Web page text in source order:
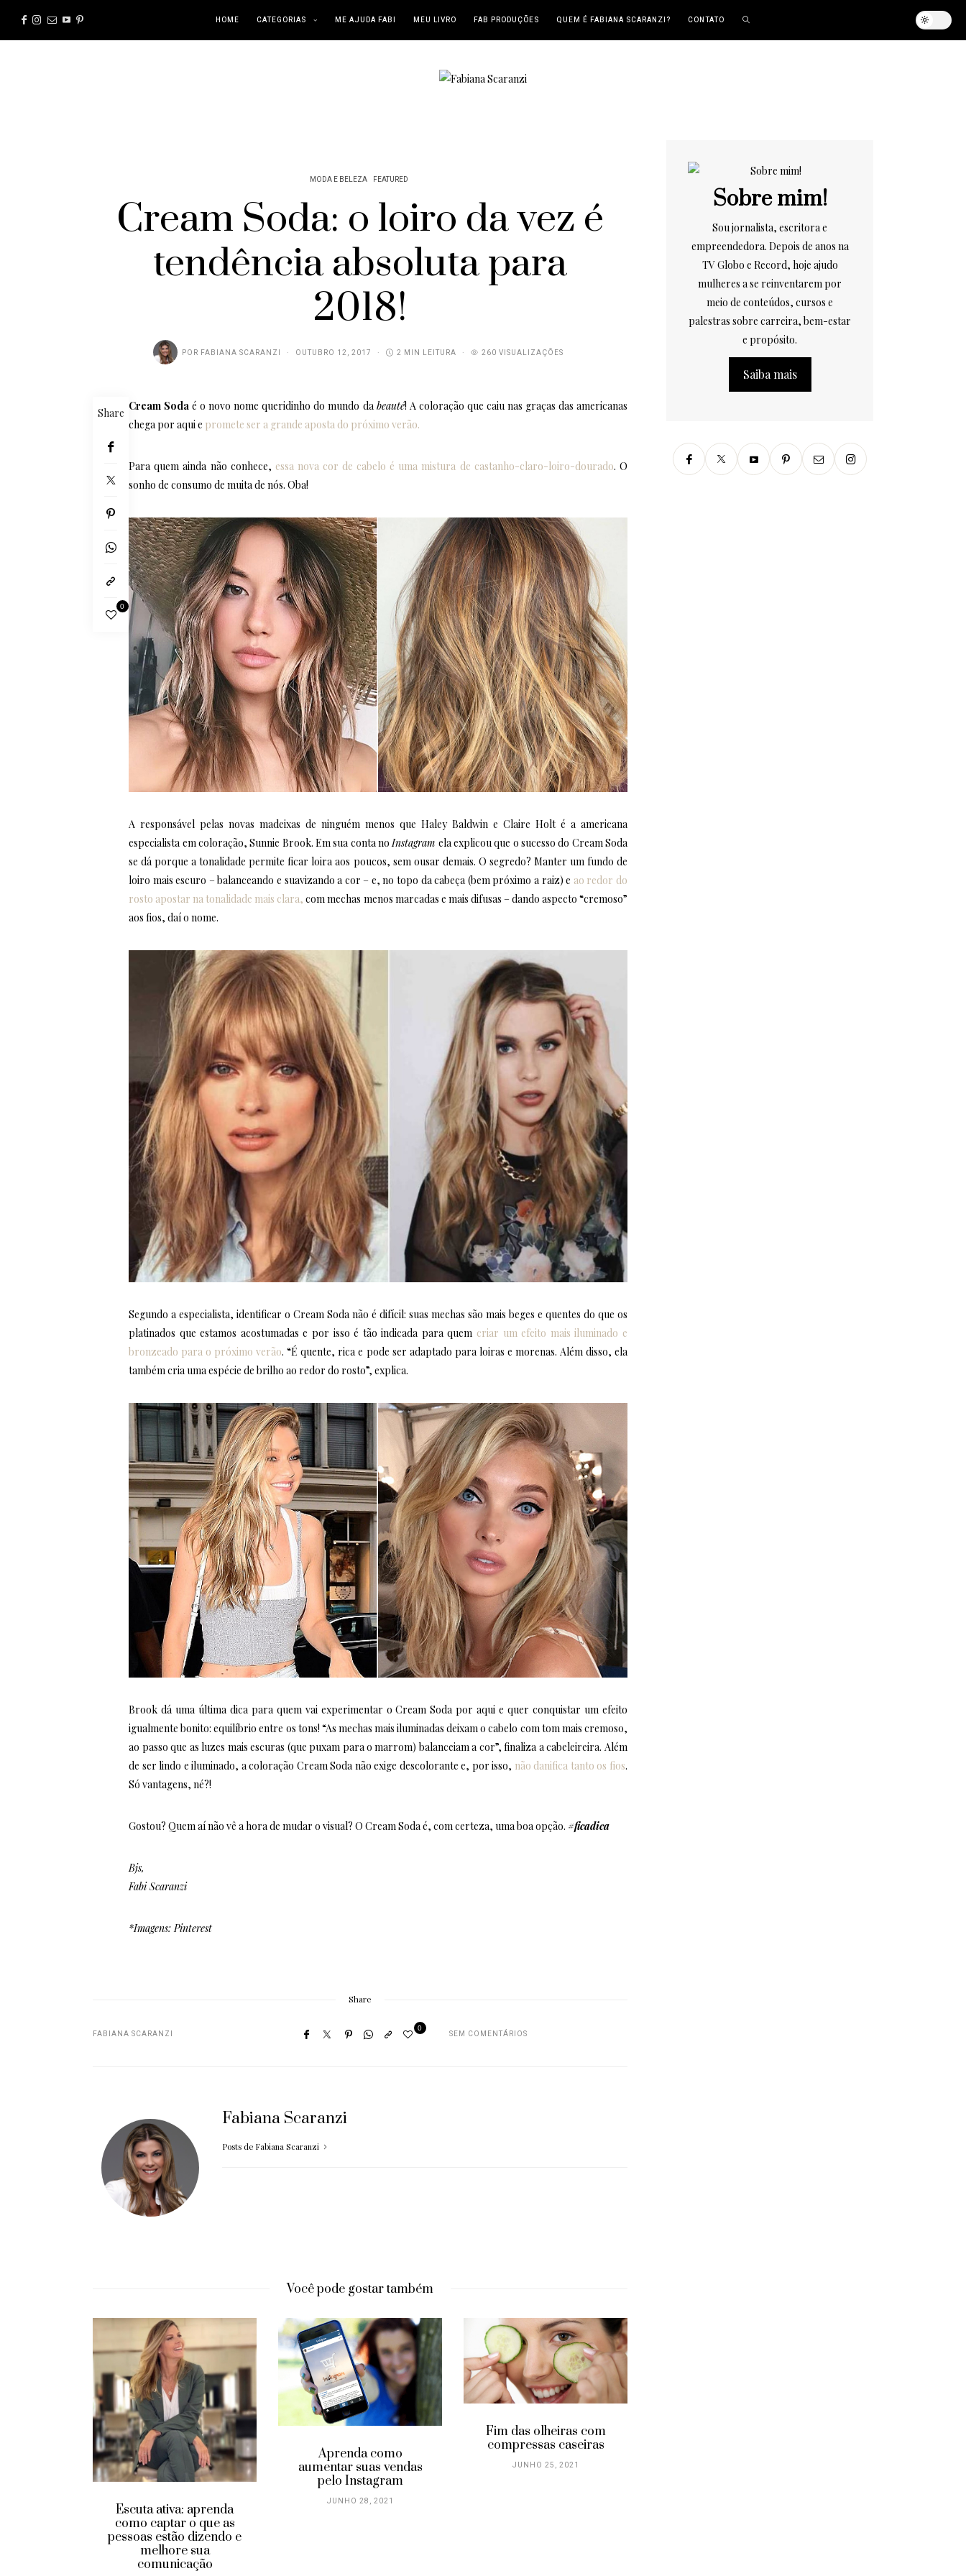
HOME CATEGORIAS ME AJUDA FABI MEU LIVRO FAB PRODUÇÕES QUEM É FABIANA SCARANZI? CONTATO
MODA E BELEZA FEATURED
Cream Soda: o loiro da vez é
tendência absoluta para
2018!
POR FABIANA SCARANZI OUTUBRO 12, 2017 2 MIN LEITURA 260 VISUALIZAÇÕES
Share
0
Cream Soda é o novo nome queridinho do mundo da beauté! A coloração que caiu nas graças das americanas
chega por aqui e promete ser a grande aposta do próximo verão.
Para quem ainda não conhece, essa nova cor de cabelo é uma mistura de castanho-claro-loiro-dourado. O
sonho de consumo de muita de nós. Oba!
A responsável pelas novas madeixas de ninguém menos que Haley Baldwin e Claire Holt é a americana
especialista em coloração, Sunnie Brook. Em sua conta noInstagram ela explicou que o sucesso do Cream Soda
se dá porque a tonalidade permite ficar loira aos poucos, sem ousar demais. O segredo? Manter um fundo de
loiro mais escuro – balanceando e suavizando a cor – e, no topo da cabeça (bem próximo a raiz) e ao redor do
rosto apostar na tonalidade mais clara, com mechas menos marcadas e mais difusas – dando aspecto “cremoso”
aos fios, daí o nome.
Segundo a especialista, identificar o Cream Soda não é difícil: suas mechas são mais beges e quentes do que os
platinados que estamos acostumadas e por isso é tão indicada para quem criar um efeito mais iluminado e
bronzeado para o próximo verão. “É quente, rica e pode ser adaptado para loiras e morenas. Além disso, ela
também cria uma espécie de brilho ao redor do rosto”, explica.
Brook dá uma última dica para quem vai experimentar o Cream Soda por aqui e quer conquistar um efeito
igualmente bonito: equilíbrio entre os tons! “As mechas mais iluminadas deixam o cabelo com tom mais cremoso,
ao passo que as luzes mais escuras (que puxam para o marrom) balanceiam a cor”, finaliza a cabeleireira. Além
de ser lindo e iluminado, a coloração Cream Soda não exige descolorante e, por isso, não danifica tanto os fios.
Só vantagens, né?!
Gostou? Quem aí não vê a hora de mudar o visual? O Cream Soda é, com certeza, uma boa opção.#ficadica
Bjs,
Fabi Scaranzi
*Imagens: Pinterest
Share
FABIANA SCARANZI
0
SEM COMENTÁRIOS
Fabiana Scaranzi
Posts de Fabiana Scaranzi
Você pode gostar também
Escuta ativa: aprenda
como captar o que as
pessoas estão dizendo e
melhore sua
comunicação
Aprenda como
aumentar suas vendas
pelo Instagram
JUNHO 28, 2021
Fim das olheiras com
compressas caseiras
JUNHO 25, 2021
Sobre mim!
Sou jornalista, escritora e
empreendedora. Depois de anos na
TV Globo e Record, hoje ajudo
mulheres a se reinventarem por
meio de conteúdos, cursos e
palestras sobre carreira, bem-estar
e propósito.
Saiba mais